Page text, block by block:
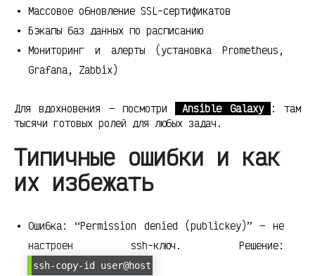
Массовое обновление SSL-сертификатов
Бэкапы баз данных по расписанию
Мониторинг и алерты (установка Prometheus,
Grafana, Zabbix)
Для вдохновения — посмотри Ansible Galaxy
: там
тысячи готовых ролей для любых задач.
Типичные ошибки и как
их избежать
Ошибка: “Permission denied (publickey)” — не
настроен ssh-ключ. Решение:
ssh-copy-id user@host